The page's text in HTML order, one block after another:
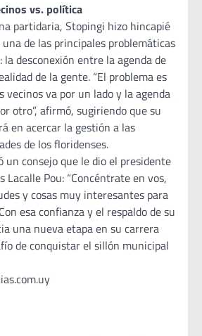
vs. política
partidaria, Stopingi hizo hincapié
de las principales problemáticas
desconexión entre la agenda de
de la gente. “El problema es
vecinos va por un lado y la agenda
otro”, afirmó, sugiriendo que su
en acercar la gestión a las
de los floridenses.
un consejo que le dio el presidente
Lacalle Pou: “Concéntrate en vos,
y cosas muy interesantes para
esa confianza y el respaldo de su
una nueva etapa en su carrera
de conquistar el sillón municipal